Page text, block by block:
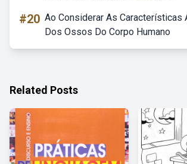
#20 Ao Considerar As Características
Dos Ossos Do Corpo Humano
Related Posts